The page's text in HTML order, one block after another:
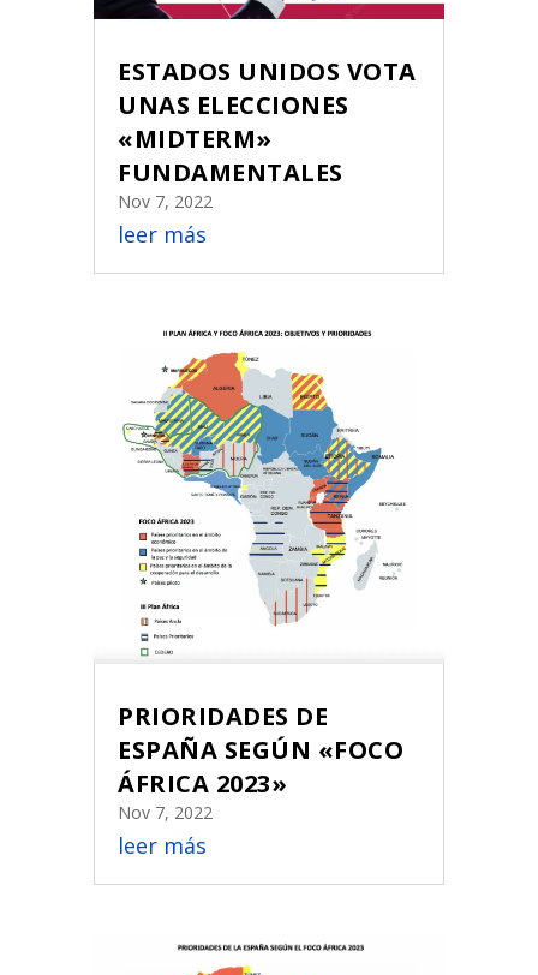
ESTADOS UNIDOS VOTA
UNAS ELECCIONES
«MIDTERM»
FUNDAMENTALES
Nov 7, 2022
leer más
PRIORIDADES DE
ESPAÑA SEGÚN «FOCO
ÁFRICA 2023»
Nov 7, 2022
leer más